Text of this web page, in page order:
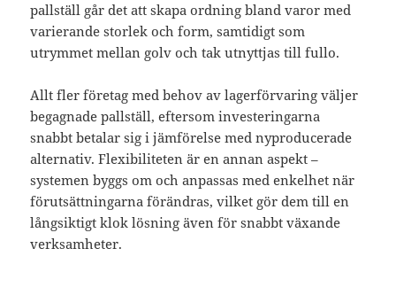
pallställ går det att skapa ordning bland varor med
varierande storlek och form, samtidigt som
utrymmet mellan golv och tak utnyttjas till fullo.
Allt fler företag med behov av lagerförvaring väljer
begagnade pallställ, eftersom investeringarna
snabbt betalar sig i jämförelse med nyproducerade
alternativ. Flexibiliteten är en annan aspekt –
systemen byggs om och anpassas med enkelhet när
förutsättningarna förändras, vilket gör dem till en
långsiktigt klok lösning även för snabbt växande
verksamheter.